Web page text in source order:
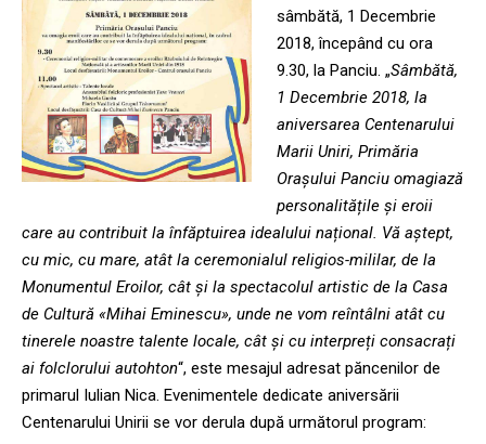
sâmbătă, 1 Decembrie
2018, începând cu ora
9.30, la Panciu. „Sâmbătă,
1 Decembrie 2018, la
aniversarea Centenarului
Marii Uniri, Primăria
Orașului Panciu omagiază
personalitățile și eroii
care au contribuit la înfăptuirea idealului național. Vă aștept,
cu mic, cu mare, atât la ceremonialul religios-mililar, de la
Monumentul Eroilor, cât și la spectacolul artistic de la Casa
de Cultură «Mihai Eminescu», unde ne vom reîntâlni atât cu
tinerele noastre talente locale, cât și cu interpreți consacrați
ai folclorului autohton“, este mesajul adresat păncenilor de
primarul Iulian Nica. Evenimentele dedicate aniversării
Centenarului Unirii se vor derula după următorul program: